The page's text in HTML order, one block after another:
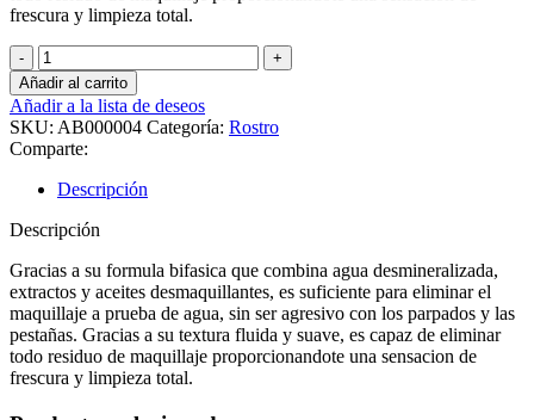
frescura y limpieza total.
Desmaquillante
Bifasico
cantidad
Añadir al carrito
Añadir a la lista de deseos
SKU: AB000004 Categoría: Rostro
Comparte:
Descripción
Descripción
Gracias a su formula bifasica que combina agua desmineralizada,
extractos y aceites desmaquillantes, es suficiente para eliminar el
maquillaje a prueba de agua, sin ser agresivo con los parpados y las
pestañas. Gracias a su textura fluida y suave, es capaz de eliminar
todo residuo de maquillaje proporcionandote una sensacion de
frescura y limpieza total.